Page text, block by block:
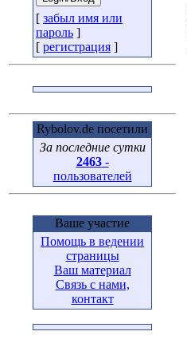
[ забыл имя или
пароль ]
[ регистрация ]
Rybolov.de посетили
За последние сутки
2463-
пользователей
Ваше участие
Помощь в ведении
страницы
Ваш материал
Связь с нами,
контакт